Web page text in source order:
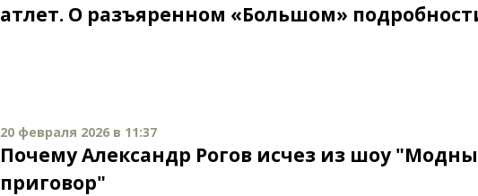
атлет. О разъяренном «Большом»
20 февраля 2026 в 11:37
Почему Александр Рогов исчез из шоу
приговор"